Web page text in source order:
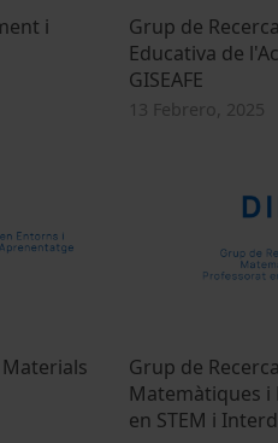
i
Grup de
Educativa de
GISEAFE
13 Febrero, 2025
Grup de
Matemàtiques i
en STEM i